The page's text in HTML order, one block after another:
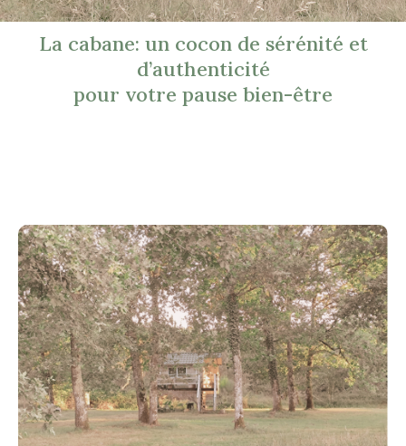
La cabane: un cocon de sérénité et
d’authenticité
pour votre pause bien-être